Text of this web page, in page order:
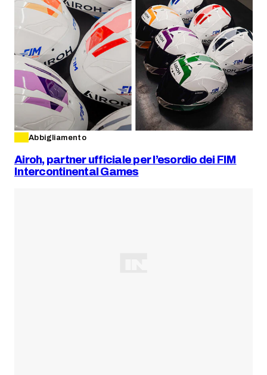
Abbigliamento
Airoh, partner ufficiale per l’esordio dei FIM
Intercontinental Games